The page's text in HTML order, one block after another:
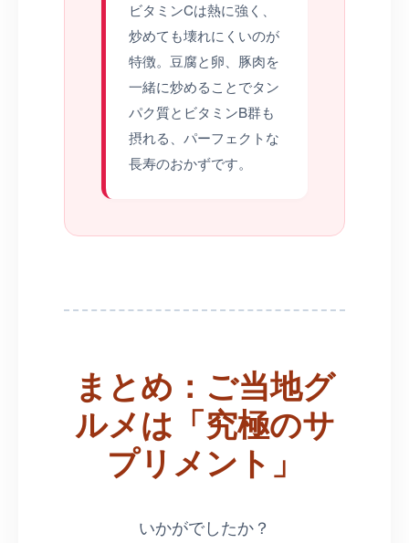
ビタミンCは熱に強く、
炒めても壊れにくいのが
特徴。豆腐と卵、豚肉を
一緒に炒めることでタン
パク質とビタミンB群も
摂れる、パーフェクトな
長寿のおかずです。
まとめ：ご当地グ
ルメは「究極のサ
プリメント」
いかがでしたか？